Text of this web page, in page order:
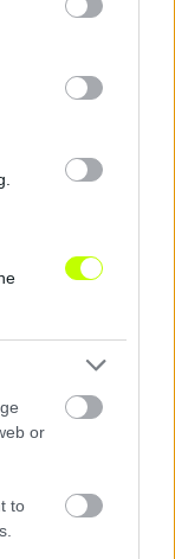
party tags to
below Google
or
to
Hírek